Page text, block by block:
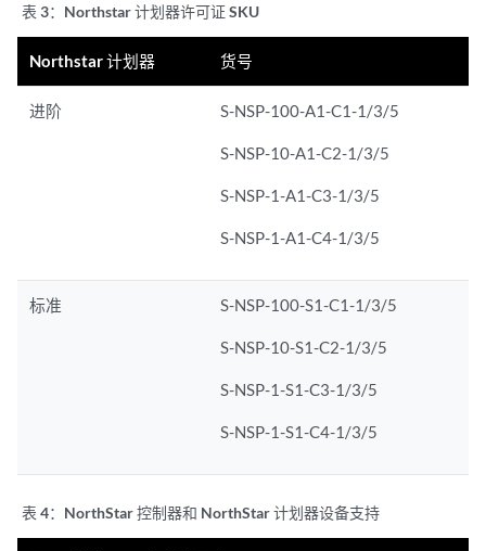
表 3： Northstar 计划器许可证 SKU
Northstar 计划器 货号
进阶 S-NSP-100-A1-C1-1/3/5
S-NSP-10-A1-C2-1/3/5
S-NSP-1-A1-C3-1/3/5
S-NSP-1-A1-C4-1/3/5
标准 S-NSP-100-S1-C1-1/3/5
S-NSP-10-S1-C2-1/3/5
S-NSP-1-S1-C3-1/3/5
S-NSP-1-S1-C4-1/3/5
表 4： NorthStar 控制器和 NorthStar 计划器设备支持